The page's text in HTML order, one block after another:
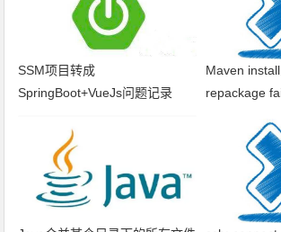
SSM项目转成
SpringBoot+VueJs问题记录
Maven
repackage